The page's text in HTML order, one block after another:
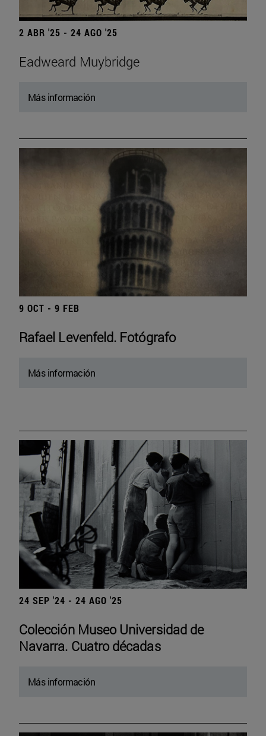
2 ABR '25 - 24 AGO '25
Eadweard Muybridge
Más información
9 OCT - 9 FEB
Rafael Levenfeld. Fotógrafo
Más información
24 SEP '24 - 24 AGO '25
Colección Museo Universidad de
Navarra. Cuatro décadas
Más información